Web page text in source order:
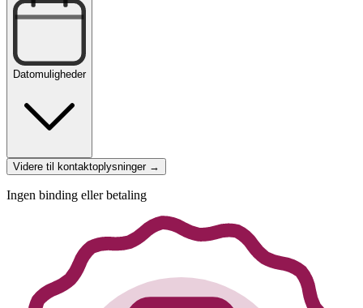
Datomuligheder
Videre til kontaktoplysninger →
Ingen binding eller betaling